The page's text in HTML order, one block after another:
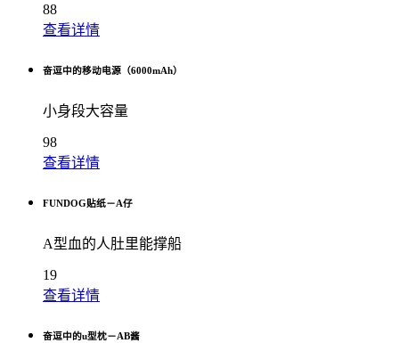
88
查看详情
奋逗中的移动电源（6000mAh）
小身段大容量
98
查看详情
FUNDOG贴纸－A仔
A型血的人肚里能撑船
19
查看详情
奋逗中的u型枕－AB酱